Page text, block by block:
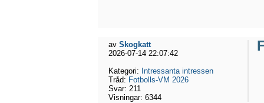
av Skogkatt
2026-07-14 22:07:42
Kategori: Intressanta intressen
Tråd: Fotbolls-VM 2026
Svar: 211
Visningar: 6344